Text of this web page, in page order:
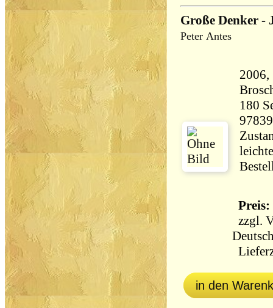
Große Denker -
Peter Antes
2006,
180 Seiten
Preis:
zzgl.
in den